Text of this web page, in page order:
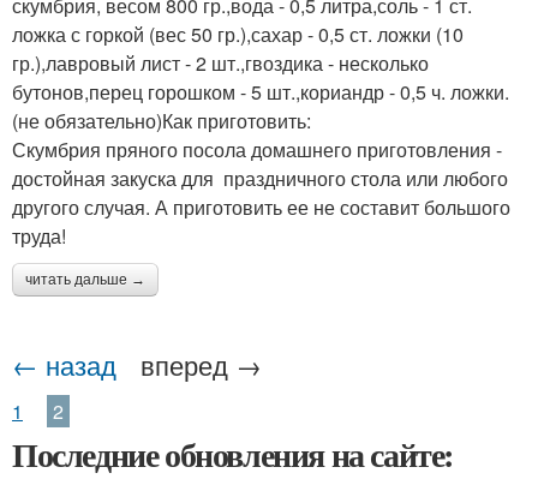
ложка с горкой (вес 50 гр.),сахар - 0,5 ст. ложки (10
гр.),лавровый лист - 2 шт.,гвоздика - несколько
бутонов,перец горошком - 5 шт.,кориандр - 0,5 ч. ложки.
(не обязательно)Как приготовить:
Скумбрия пряного посола домашнего приготовления -
достойная закуска для праздничного стола или любого
другого случая. А приготовить ее не составит большого
труда!
читать дальше →
← назад вперед →
1 2
Последние обновления на сайте: